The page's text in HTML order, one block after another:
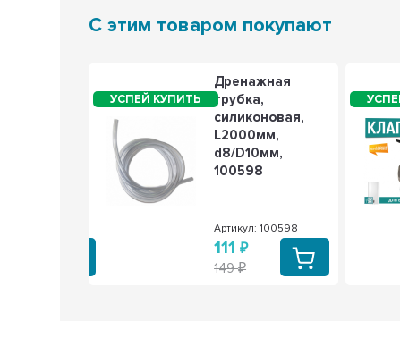
С этим товаром покупают
Дренажная
трубка,
силиконовая,
L2000мм,
d8/D10мм,
100598
Артикул: 100598
111
149